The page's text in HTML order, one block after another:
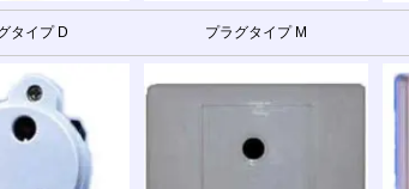
タイプ D プラグタイプ M